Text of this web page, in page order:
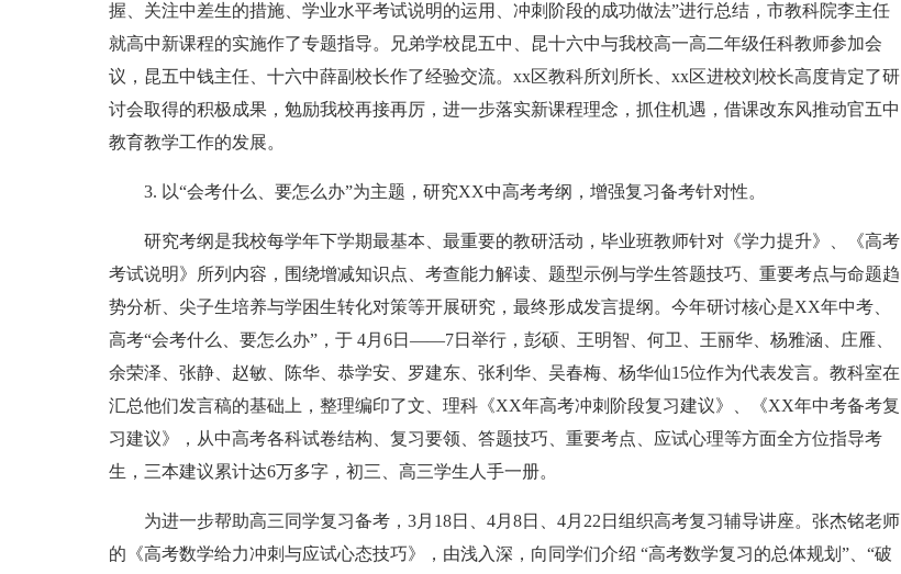
握、关注中差生的措施、学业水平考试说明的运用、冲刺阶段的成功做法”进行总结，市教科院李主任
就高中新课程的实施作了专题指导。兄弟学校昆五中、昆十六中与我校高一高二年级任科教师参加会
议，昆五中钱主任、十六中薛副校长作了经验交流。xx区教科所刘所长、xx区进校刘校长高度肯定了研
讨会取得的积极成果，勉励我校再接再厉，进一步落实新课程理念，抓住机遇，借课改东风推动官五中
教育教学工作的发展。
3. 以“会考什么、要怎么办”为主题，研究XX中高考考纲，增强复习备考针对性。
研究考纲是我校每学年下学期最基本、最重要的教研活动，毕业班教师针对《学力提升》、《高考
考试说明》所列内容，围绕增减知识点、考查能力解读、题型示例与学生答题技巧、重要考点与命题趋
势分析、尖子生培养与学困生转化对策等开展研究，最终形成发言提纲。今年研讨核心是XX年中考、
高考“会考什么、要怎么办”，于 4月6日——7日举行，彭硕、王明智、何卫、王丽华、杨雅涵、庄雁、
余荣泽、张静、赵敏、陈华、恭学安、罗建东、张利华、吴春梅、杨华仙15位作为代表发言。教科室在
汇总他们发言稿的基础上，整理编印了文、理科《XX年高考冲刺阶段复习建议》、《XX年中考备考复
习建议》，从中高考各科试卷结构、复习要领、答题技巧、重要考点、应试心理等方面全方位指导考
生，三本建议累计达6万多字，初三、高三学生人手一册。
为进一步帮助高三同学复习备考，3月18日、4月8日、4月22日组织高考复习辅导讲座。张杰铭老师
的《高考数学给力冲刺与应试心态技巧》，由浅入深，向同学们介绍 “高考数学复习的总体规划”、“破